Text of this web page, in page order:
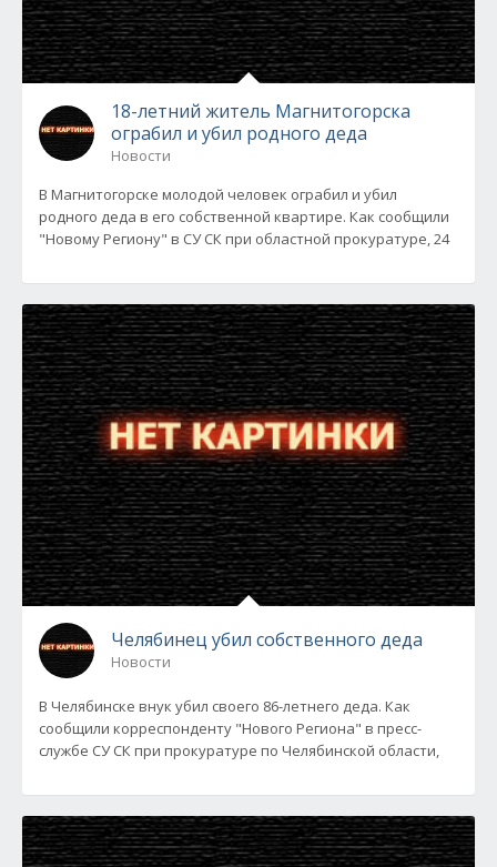
18-летний житель Магнитогорска
ограбил и убил родного деда
Новости
В Магнитогорске молодой человек ограбил и убил
родного деда в его собственной квартире. Как сообщили
"Новому Региону" в СУ СК при областной прокуратуре, 24
Челябинец убил собственного деда
Новости
В Челябинске внук убил своего 86-летнего деда. Как
сообщили корреспонденту "Нового Региона" в пресс-
службе СУ СК при прокуратуре по Челябинской области,